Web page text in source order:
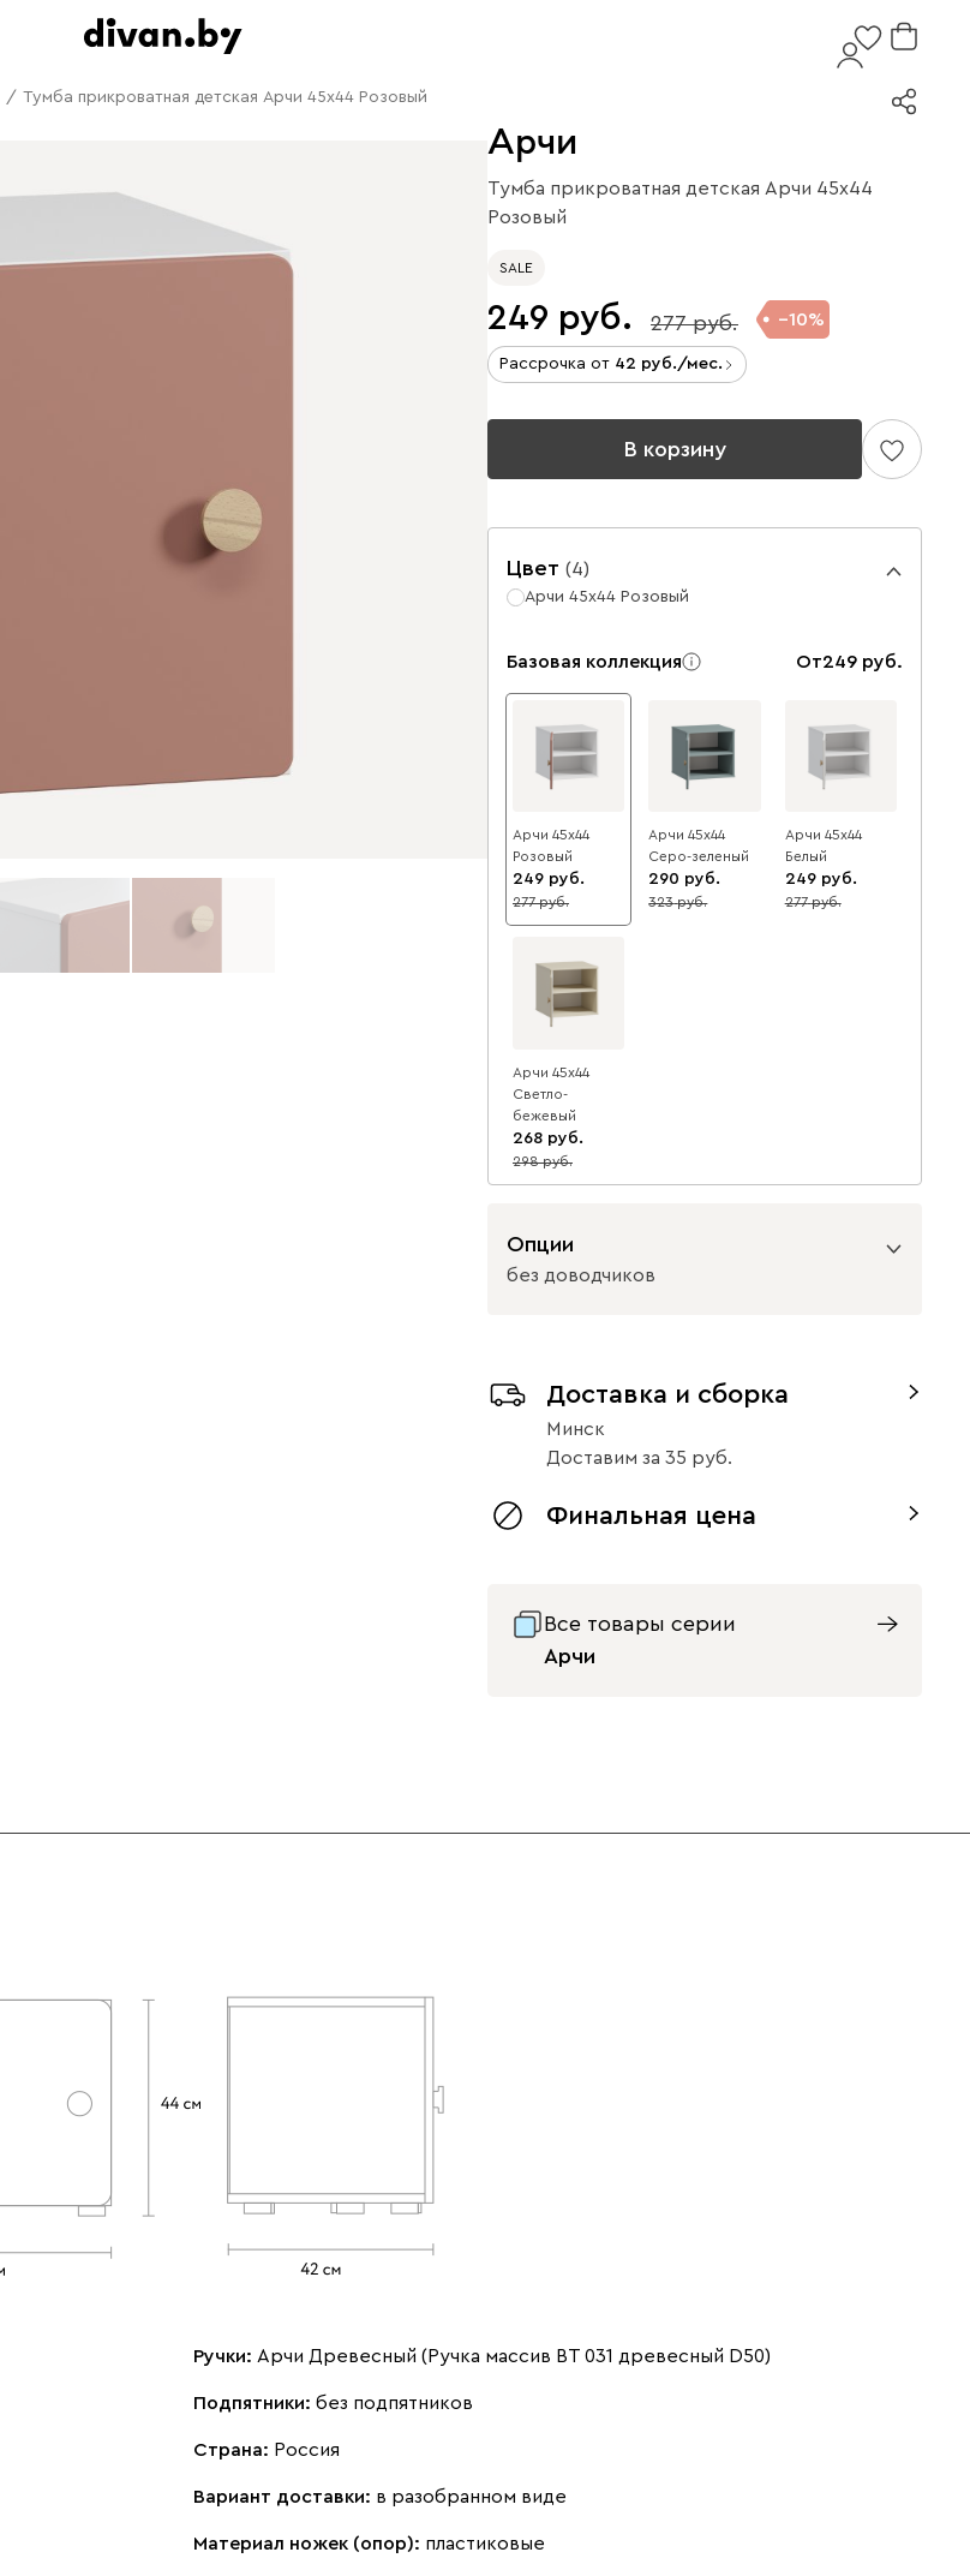
/ Тумба прикроватная детская Арчи 45x44 Розовый
Арчи
Тумба прикроватная детская Арчи 45x44
Розовый
SALE
249 277 10
Рассрочка от 42 /мес.
В корзину
Цвет (4)
Арчи 45x44 Розовый
Базовая коллекция От249
Арчи 45x44
Розовый
249
10
277
Арчи 45x44
Серо-зеленый
290
10
323
Арчи 45x44
Белый
249
10
277
Арчи 45x44
Светло-
бежевый
268
10
298
Опции
без доводчиков
без доводчиков с доводчиками
Доставка и сборка
Минск
Доставим за 35
Финальная цена
Все товары серии
Арчи
Ручки: Арчи Древесный (Ручка массив ВТ 031 древесный D50)
Подпятники: без подпятников
Страна: Россия
Вариант доставки: в разобранном виде
Материал ножек (опор): пластиковые